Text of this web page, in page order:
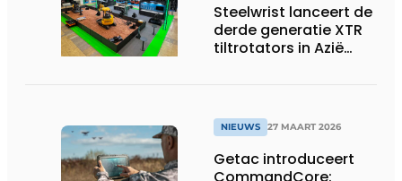
Steelwrist lanceert de
derde generatie XTR
tiltrotators in Azië
NIEUWS 27 MAART 2026
Getac introduceert
CommandCore: